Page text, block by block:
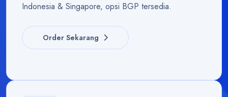
Indonesia & Singapore, opsi BGP tersedia.
Order Sekarang